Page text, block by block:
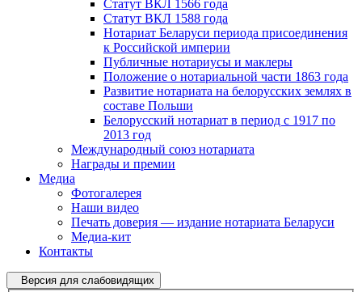
Статут ВКЛ 1566 года
Статут ВКЛ 1588 года
Нотариат Беларуси периода присоединения
к Российской империи
Публичные нотариусы и маклеры
Положение о нотариальной части 1863 года
Развитие нотариата на белорусских землях в
составе Польши
Белорусский нотариат в период с 1917 по
2013 год
Международный союз нотариата
Награды и премии
Медиа
Фотогалерея
Наши видео
Печать доверия — издание нотариата Беларуси
Медиа-кит
Контакты
Версия для слабовидящих